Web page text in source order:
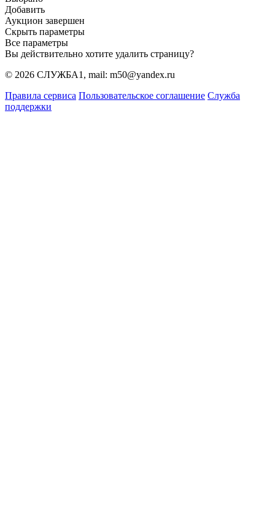
Добавить
Аукцион завершен
Скрыть параметры
Все параметры
Вы действительно хотите удалить страницу?
© 2026 СЛУЖБА1, mail: m50@yandex.ru
Правила сервиса Пользовательское соглашение Служба
поддержки